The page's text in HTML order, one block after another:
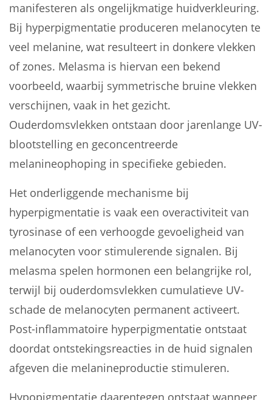
manifesteren als ongelijkmatige huidverkleuring.
Bij hyperpigmentatie produceren melanocyten te
veel melanine, wat resulteert in donkere vlekken
of zones. Melasma is hiervan een bekend
voorbeeld, waarbij symmetrische bruine vlekken
verschijnen, vaak in het gezicht.
Ouderdomsvlekken ontstaan door jarenlange UV-
blootstelling en geconcentreerde
melanineophoping in specifieke gebieden.
Het onderliggende mechanisme bij
hyperpigmentatie is vaak een overactiviteit van
tyrosinase of een verhoogde gevoeligheid van
melanocyten voor stimulerende signalen. Bij
melasma spelen hormonen een belangrijke rol,
terwijl bij ouderdomsvlekken cumulatieve UV-
schade de melanocyten permanent activeert.
Post-inflammatoire hyperpigmentatie ontstaat
doordat ontstekingsreacties in de huid signalen
afgeven die melanineproductie stimuleren.